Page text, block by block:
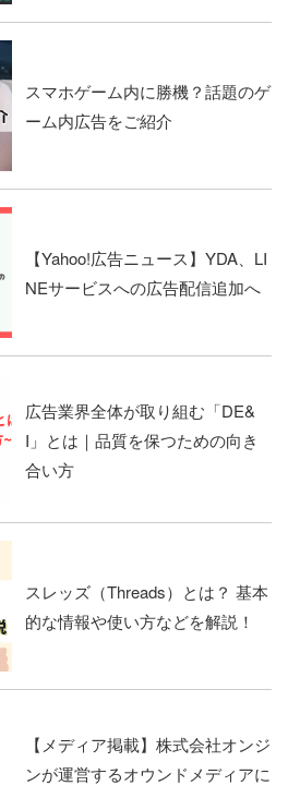
スマホゲーム内に勝機？話題のゲ
ーム内広告をご紹介
【Yahoo!広告ニュース】YDA、LI
NEサービスへの広告配信追加へ
広告業界全体が取り組む「DE&
I」とは｜品質を保つための向き
合い方
スレッズ（Threads）とは？ 基本
的な情報や使い方などを解説！
【メディア掲載】株式会社オンジ
ンが運営するオウンドメディアに